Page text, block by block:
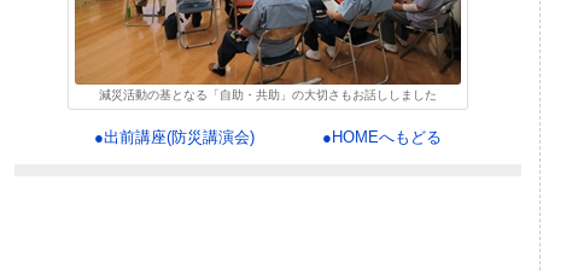
減災活動の基となる「自助・共助」の大切さもお話ししました
●出前講座(防災講演会) ●HOMEへもどる